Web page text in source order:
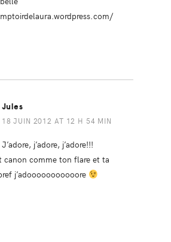
Jules
18 JUIN 2012 AT 12 H 54 MIN
J’adore, j’adore, j’adore!!!
canon comme ton flare et ta
j’adooooooooooore